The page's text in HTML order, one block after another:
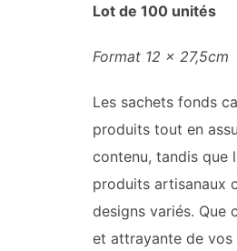
Lot de 100 unités
Format 12 x 27,5cm
Les sachets fonds
produits tout en
contenu, tandis que
produits artisanaux
designs variés. Que
et attrayante de vos